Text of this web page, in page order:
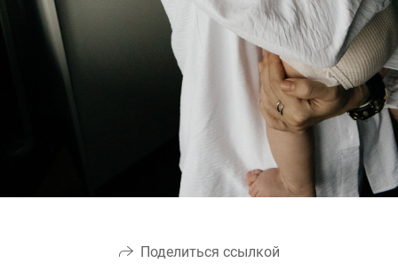
Поделиться ссылкой